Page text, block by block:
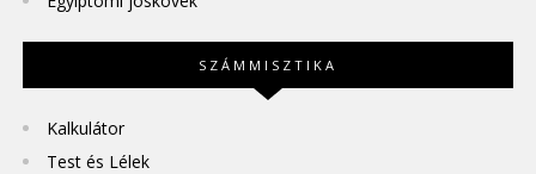
SZÁMMISZTIKA
Kalkulátor
Test és Lélek